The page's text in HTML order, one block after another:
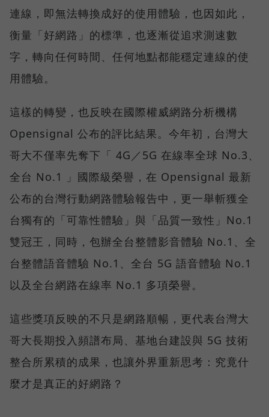
連線，即無法轉換成好的使用體驗，也因如此，
衡量「好網路」的標準，也逐漸從追求測速數
字，轉向任何時間、任何地點都能穩定連線的使
用體驗。
這樣的轉變，也反映在國際權威網路分析機構
Opensignal 公布的評比結果。今年初，台灣大
哥大不僅率先奪下「 4G／5G 在線率全球 No.3、
全台 No.1 」國際級榮譽，在 Opensignal 最新
公布的台灣行動網路體驗報告中，更一舉斬獲全
台獨有的「可靠性體驗」與「品質一致性」No.1
雙冠王，同時，包辦全台整體影音體驗 No.1、全
台整體語音體驗 No.1、全台 5G 語音體驗 No.1
以及全台網路在線率 No.1 多項榮譽。
這些獎項反映的不只是網路順暢，更代表台灣大
哥大長期投入頻譜布局、基地台建設與 5G 技術
整合所累積的成果，也讓外界重新思考：究竟什
麼才是真正的好網路？